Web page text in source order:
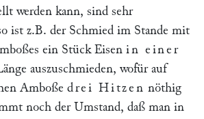
werden kann, sind sehr
ist z.B. der Schmied im Stande mit
ein Stück Eisen in einer
auszuschmieden, wofür auf
Amboße drei Hitzen nöthig
noch der Umstand, daß man in